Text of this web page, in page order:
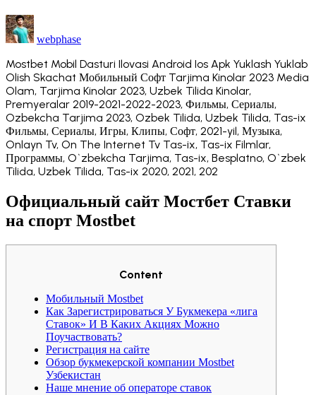
webphase
Mostbet Mobil Dasturi Ilovasi Android Ios Apk Yuklash Yuklab
Olish Skachat Мобильный Софт Tarjima Kinolar 2023 Media
Olam, Tarjima Kinolar 2023, Uzbek Tilida Kinolar,
Premyeralar 2019-2021-2022-2023, Фильмы, Сериалы,
Ozbekcha Tarjima 2023, Ozbek Tilida, Uzbek Tilida, Tas-ix
Фильмы, Сериалы, Игры, Клипы, Софт, 2021-yil, Музыка,
Onlayn Tv, On The Internet Tv Tas-ix, Tas-ix Filmlar,
Программы, O`zbekcha Tarjima, Tas-ix, Besplatno, O`zbek
Tilida, Uzbek Tilida, Tas-ix 2020, 2021, 202
Официальный сайт Мостбет Ставки
на спорт Mostbet
Content
Мобильный Mostbet
Как Зарегистрироваться У Букмекера «лига
Ставок» И В Каких Акциях Можно
Поучаствовать?
Регистрация на сайте
Обзор букмекерской компании Mostbet
Узбекистан
Наше мнение об операторе ставок